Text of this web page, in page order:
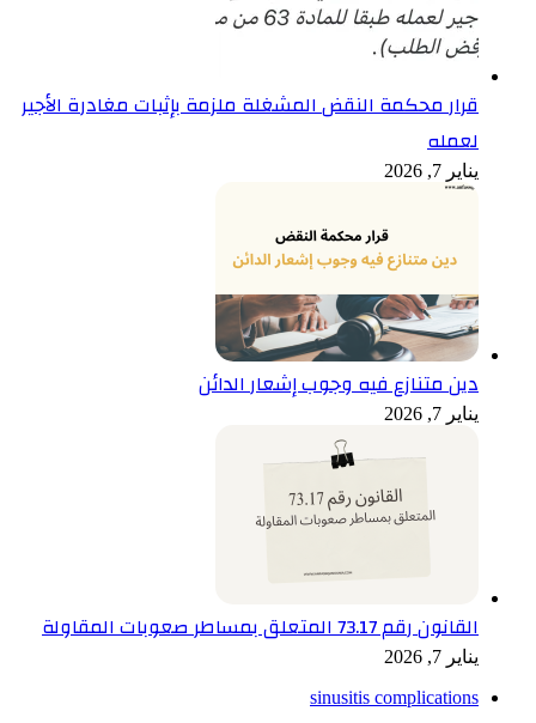
قرار محكمة النقض المشغلة ملزمة بإثبات مغادرة الأجير
لعمله
يناير 7, 2026
دين متنازع فيه وجوب إشعار الدائن
يناير 7, 2026
القانون رقم 73.17 المتعلق بمساطر صعوبات المقاولة
يناير 7, 2026
sinusitis complications